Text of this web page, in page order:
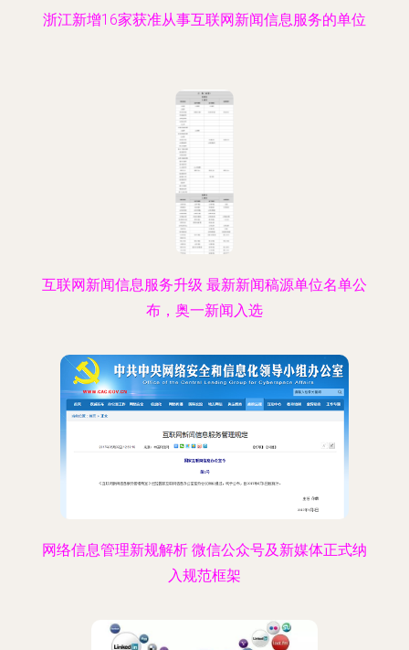
浙江新增16家获准从事互联网新闻信息服务的单位
互联网新闻信息服务升级 最新新闻稿源单位名单公
布，奥一新闻入选
网络信息管理新规解析 微信公众号及新媒体正式纳
入规范框架